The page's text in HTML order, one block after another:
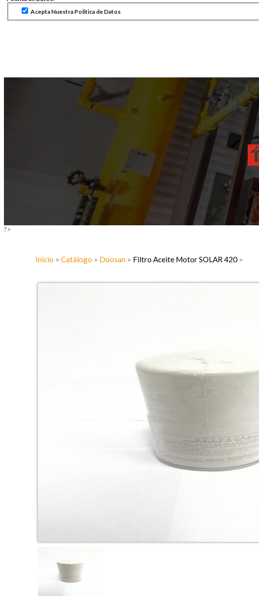
Acepta Nuestra Politica de Datos
?>
Inicio > Catálogo > Doosan > Filtro Aceite Motor SOLAR 420 >